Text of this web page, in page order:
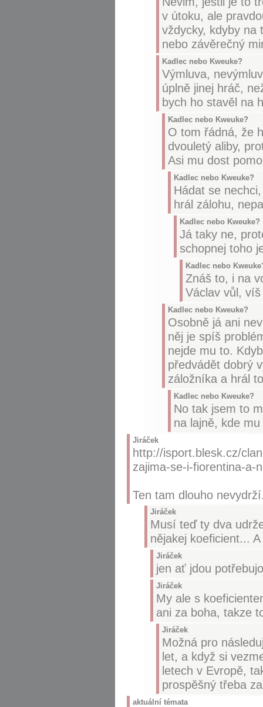
v útoku, ale
vždycky, kdyby na
nebo závěrečný
Kadlec nebo Kweuke?
Výmluva,
úplně jinej hráč,
bych ho stavěl na
Kadlec nebo Kweuke?
O tom řádná, že
dvouletý aliby,
Asi mu dost
Kadlec nebo Kweuke?
Hádat se
hrál zálohu,
Kadlec nebo Kweuke?
Já taky ne,
schopnej toho
Kadlec nebo
Znáš to, i na
Václav vůl,
Kadlec nebo Kweuke?
Osobně já ani
něj je spíš
nejde mu to.
předvádět dobrý
záložníka a hrál
Kadlec nebo Kweuke?
No tak jsem to
na lajně, kde
Jiráček
http://isport.blesk.cz/
zajima-se-i-fiorentina-a-
Ten tam dlouho
Jiráček
Musí teď ty dva
nějakej koeficient...
Jiráček
jen ať jdou
Jiráček
My ale s
ani za boha, takze
Jiráček
Možná pro
let, a když si
letech v Evropě,
prospěšný třeba
aktuální témata